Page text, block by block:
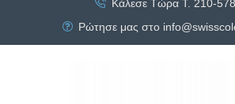
Κάλεσε Τώρα Τ. 210-
Ρώτησε μας στο